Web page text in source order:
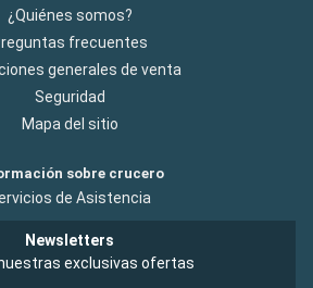
¿Quiénes somos?
frecuentes
generales de venta
Seguridad
Mapa del sitio
sobre crucero
de Asistencia
Newsletters
exclusivas ofertas